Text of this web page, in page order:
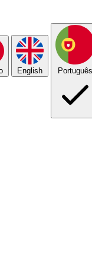
English Português